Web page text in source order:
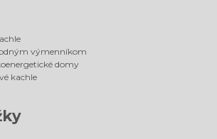
výmenníkom
domy
kachle